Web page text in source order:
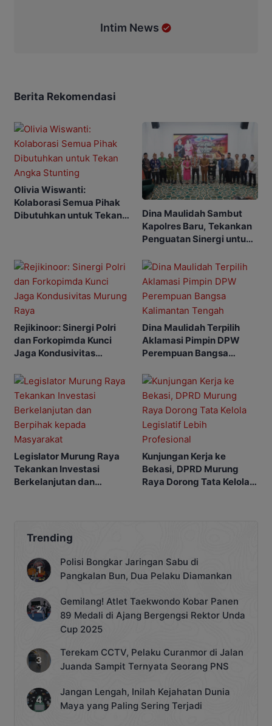
Intim News
Berita Rekomendasi
Olivia Wiswanti:
Kolaborasi Semua Pihak
Dibutuhkan untuk Tekan
Dina Maulidah Sambut
Kapolres Baru, Tekankan
Penguatan Sinergi untuk
Rejikinoor: Sinergi Polri
dan Forkopimda Kunci
Jaga Kondusivitas
Dina Maulidah Terpilih
Aklamasi Pimpin DPW
Perempuan Bangsa
Legislator Murung Raya
Tekankan Investasi
Berkelanjutan dan
Kunjungan Kerja ke
Bekasi, DPRD Murung
Raya Dorong Tata Kelola
Trending
Polisi Bongkar Jaringan Sabu di
Pangkalan Bun, Dua Pelaku Diamankan
Gemilang! Atlet Taekwondo Kobar Panen
89 Medali di Ajang Bergengsi Rektor Unda
Cup 2025
Terekam CCTV, Pelaku Curanmor di Jalan
Juanda Sampit Ternyata Seorang PNS
Jangan Lengah, Inilah Kejahatan Dunia
Maya yang Paling Sering Terjadi